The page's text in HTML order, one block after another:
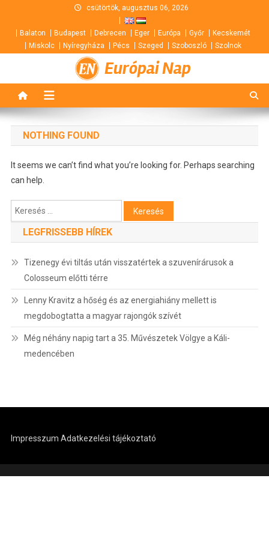
content
csütörtök, augusztus 06, 2026
Balaton Budapest Debrecen Eger Európa Győr
Kecskemét
Miskolc
Nyíregyháza Pécs Szeged Szoboszló Szolnok
Európai Nap
NOTHING FOUND
It seems we can’t find what you’re looking for. Perhaps searching
can help.
Keresés:
LEGFRISSEBB HÍREK
Tizenegy évi tiltás után visszatértek a szuvenírárusok a
Colosseum előtti térre
Lenny Kravitz a hőség és az energiahiány mellett is
megdobogtatta a magyar rajongók szívét
Még néhány napig tart a 35. Művészetek Völgye a Káli-
medencében
Impresszum Adatkezelési tájékoztató